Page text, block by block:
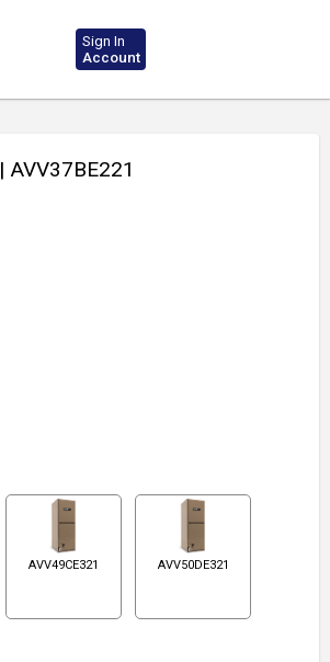
Sign In
Account
| AVV37BE221
AVV49CE321 AVV50DE321